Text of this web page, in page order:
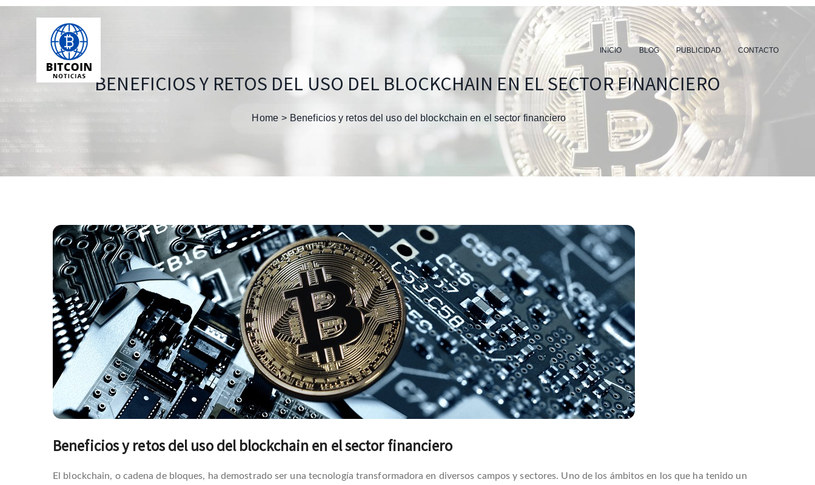
INICIO BLOG PUBLICIDAD CONTACTO
BENEFICIOS Y RETOS DEL USO DEL BLOCKCHAIN EN EL SECTOR FINANCIERO
Home Beneficios y retos del uso del blockchain en el sector financiero
Beneficios y retos del uso del blockchain en el sector financiero
El blockchain, o cadena de bloques, ha demostrado ser una tecnología transformadora en diversos campos y sectores. Uno de los ámbitos en los que ha tenido un
Navegación
de
entradas